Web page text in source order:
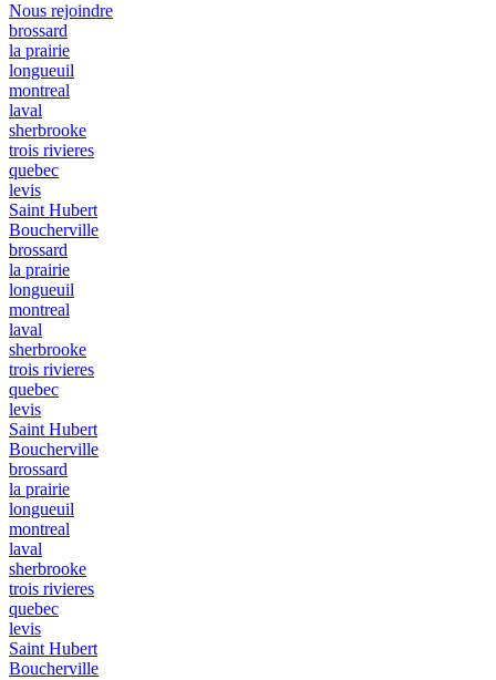
Nous rejoindre
brossard
la prairie
longueuil
montreal
laval
sherbrooke
trois rivieres
quebec
levis
Saint Hubert
Boucherville
brossard
la prairie
longueuil
montreal
laval
sherbrooke
trois rivieres
quebec
levis
Saint Hubert
Boucherville
brossard
la prairie
longueuil
montreal
laval
sherbrooke
trois rivieres
quebec
levis
Saint Hubert
Boucherville